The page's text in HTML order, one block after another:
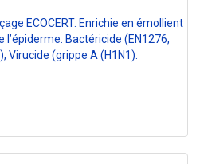
ECOCERT. Enrichie en émollient
Bactéricide (EN1276,
Virucide (grippe A (H1N1).